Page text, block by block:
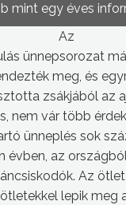
mint egy éves
Az
ünnepsorozat
meg, és
zsákjából az
nem vár több
ünneplés sok
évben, az
Az
lepik meg